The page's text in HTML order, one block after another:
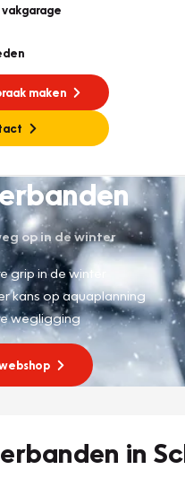
maken
op in de winter
grip in de winter
kans op aquaplanning
wegligging
in